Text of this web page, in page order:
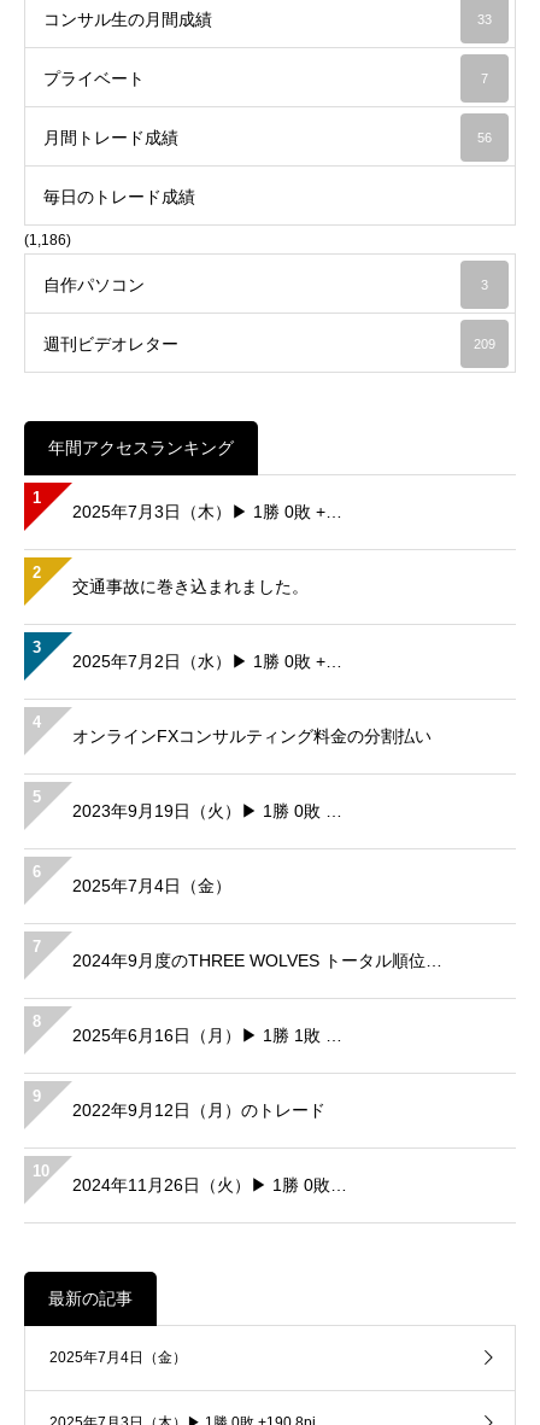
コンサル生の月間成績 33
プライベート 7
月間トレード成績 56
毎日のトレード成績
(1,186)
自作パソコン 3
週刊ビデオレター 209
年間アクセスランキング
1
2025年7月3日（木）▶ 1勝 0敗 +…
2
交通事故に巻き込まれました。
3
2025年7月2日（水）▶ 1勝 0敗 +…
4
オンラインFXコンサルティング料金の分割払い
5
2023年9月19日（火）▶ 1勝 0敗 …
6
2025年7月4日（金）
7
2024年9月度のTHREE WOLVES トータル順位…
8
2025年6月16日（月）▶ 1勝 1敗 …
9
2022年9月12日（月）のトレード
10
2024年11月26日（火）▶ 1勝 0敗…
最新の記事
2025年7月4日（金）